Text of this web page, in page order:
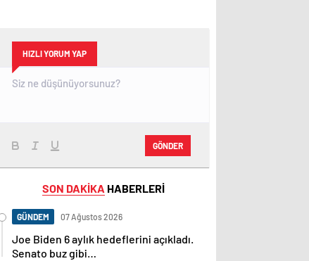
HIZLI YORUM YAP
GÖNDER
SON DAKİKA HABERLERİ
GÜNDEM 07 Ağustos 2026
Joe Biden 6 aylık hedeflerini açıkladı.
Senato buz gibi…